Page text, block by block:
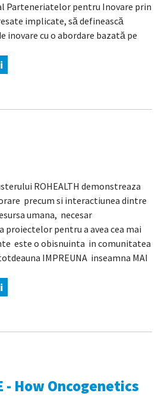
Parteneriatelor pentru Inovare prin
implicate, să definească
inovare cu o abordare bazată pe
ROHEALTH demonstreaza
precum si interactiunea dintre
umana, necesar
proiectelor pentru a avea cea mai
este o obisnuinta in comunitatea
IMPREUNA inseamna MAI
- How Oncogenetics